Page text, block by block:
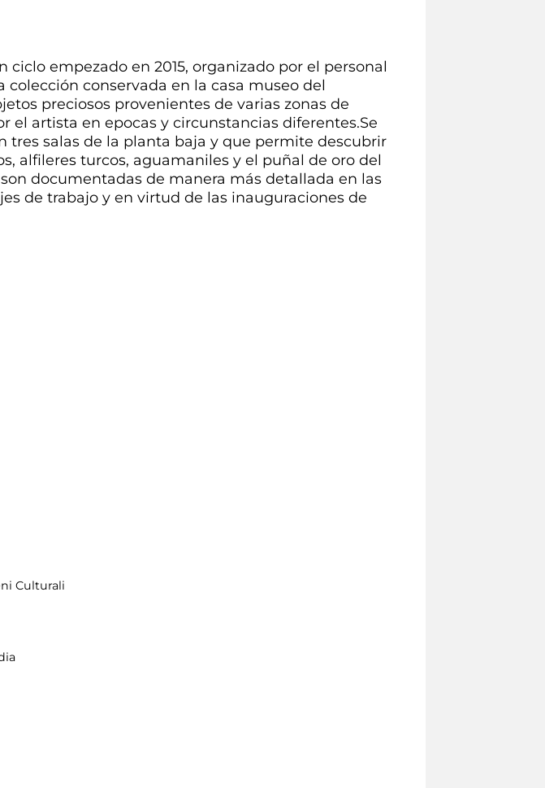
ciclo empezado en 2015, organizado por el personal
conservada en la casa museo del
preciosos provenientes de varias zonas de
el artista en epocas y circunstancias diferentes.Se
salas de la planta baja y que permite descubrir
alfileres turcos, aguamaniles y el puñal de oro del
documentadas de manera más detallada en las
de trabajo y en virtud de las inauguraciones de
Culturali